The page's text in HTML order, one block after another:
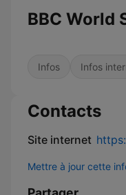
BBC World
Infos Infos
Contacts
Site internet
Mettre à jour cette